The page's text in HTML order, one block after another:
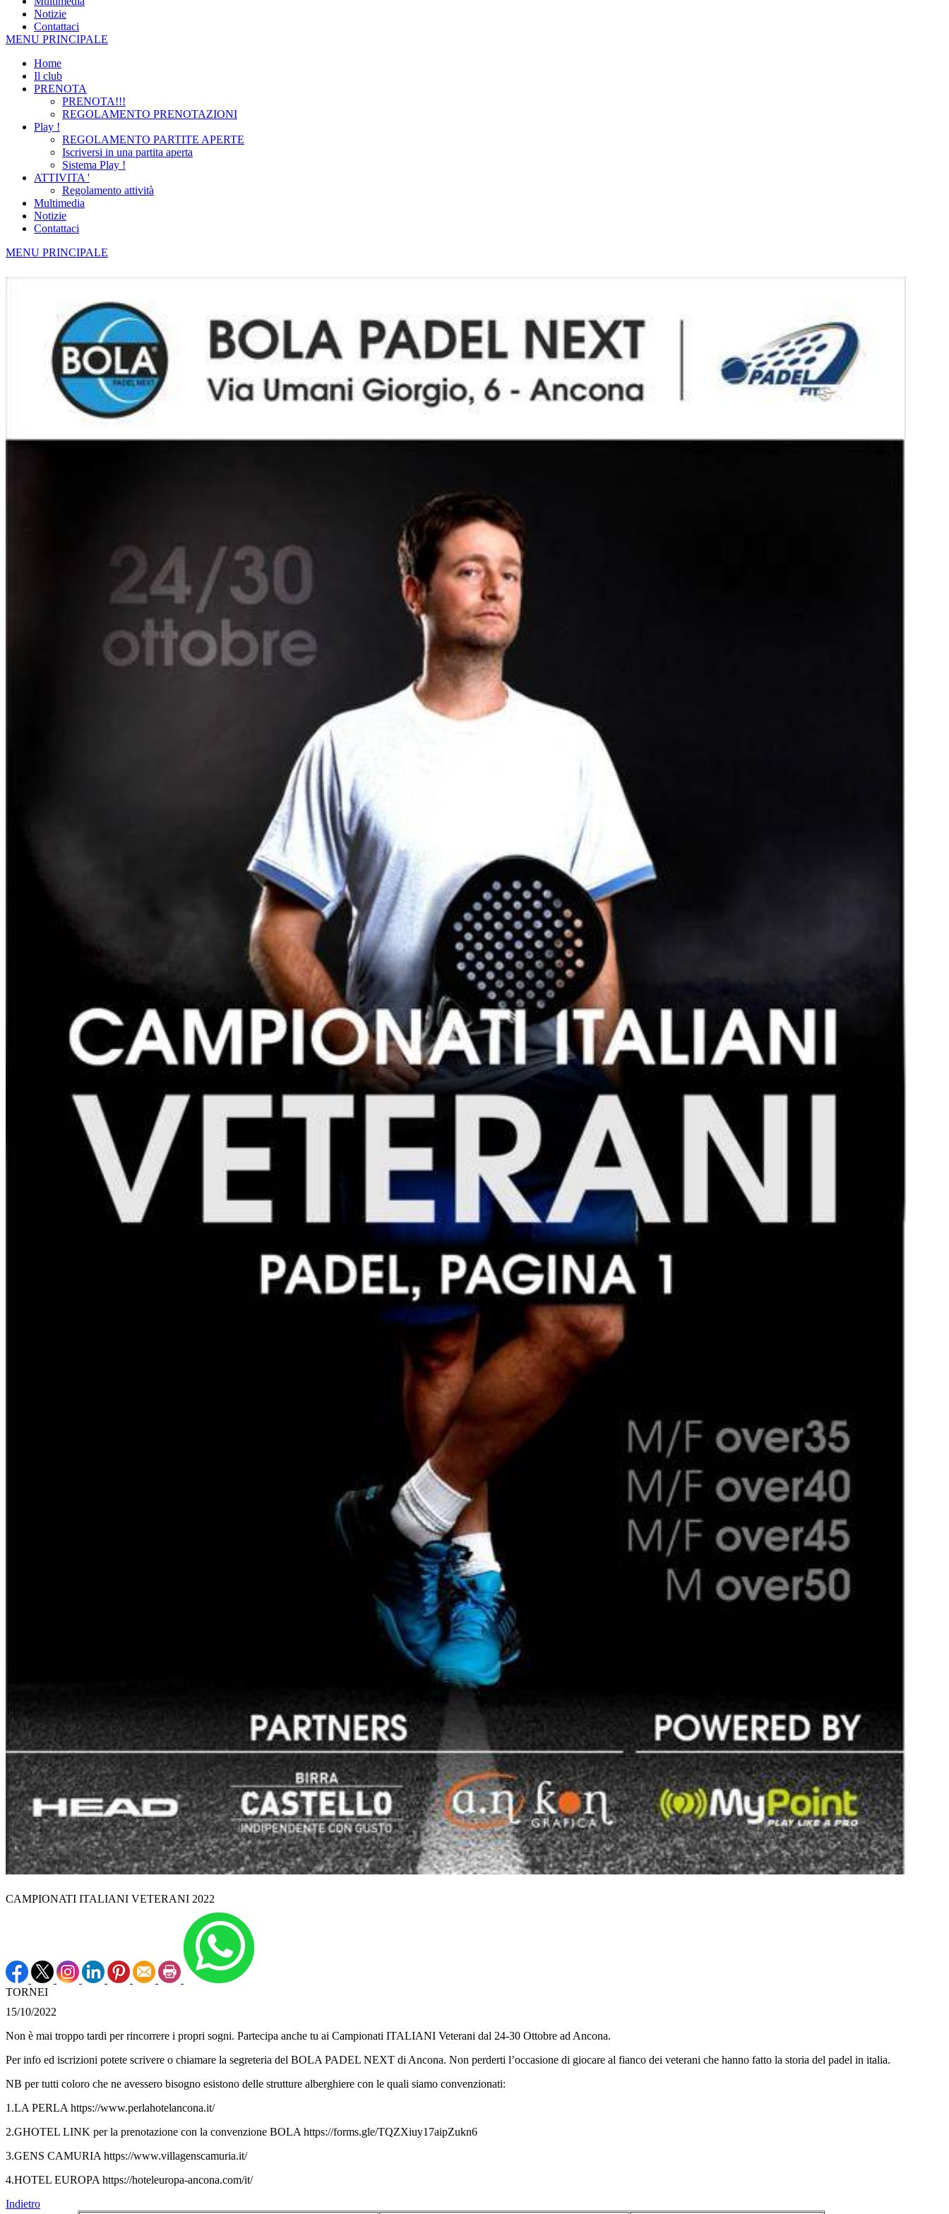
Notizie
Contattaci
MENU PRINCIPALE
Home
Il club
PRENOTA
PRENOTA!!!
REGOLAMENTO PRENOTAZIONI
Play !
REGOLAMENTO PARTITE APERTE
Iscriversi in una partita aperta
Sistema Play !
ATTIVITA '
Regolamento attività
Multimedia
Notizie
Contattaci
MENU PRINCIPALE
CAMPIONATI ITALIANI VETERANI 2022
TORNEI
15/10/2022
Non è mai troppo tardi per rincorrere i propri sogni. Partecipa anche tu ai Campionati ITALIANI Veterani dal 24-30 Ottobre ad Ancona.
Per info ed iscrizioni potete scrivere o chiamare la segreteria del BOLA PADEL NEXT di Ancona. Non perderti l’occasione di giocare al fianco dei veterani che hanno fatto la storia del padel in italia.
NB per tutti coloro che ne avessero bisogno esistono delle strutture alberghiere con le quali siamo convenzionati:
1.LA PERLA https://www.perlahotelancona.it/
2.GHOTEL LINK per la prenotazione con la convenzione BOLA https://forms.gle/TQZXiuy17aipZukn6
3.GENS CAMURIA https://www.villagenscamuria.it/
4.HOTEL EUROPA https://hoteleuropa-ancona.com/it/
Indietro